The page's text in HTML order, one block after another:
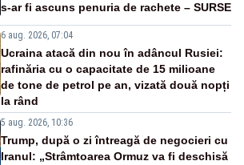
s-ar fi ascuns penuria de rachete – SURSE
6 aug. 2026, 07:04
Ucraina atacă din nou în adâncul Rusiei:
rafinăria cu o capacitate de 15 milioane
de tone de petrol pe an, vizată două nopți
la rând
5 aug. 2026, 10:36
Trump, după o zi întreagă de negocieri cu
Iranul: „Strâmtoarea Ormuz va fi deschisă